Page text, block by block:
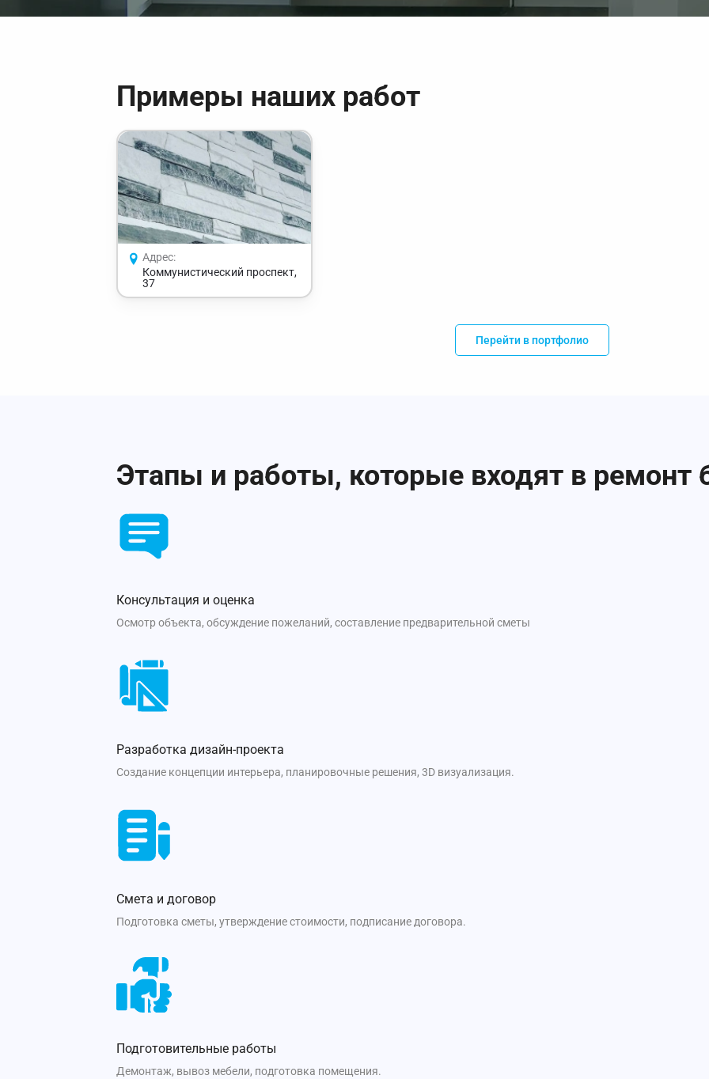
Примеры наших работ
Адрес:
Коммунистический проспект,
37
Перейти в портфолио
Этапы и работы, которые входят в ремонт
Консультация и оценка
Осмотр объекта, обсуждение пожеланий, составление предварительной сметы
Разработка дизайн-проекта
Создание концепции интерьера, планировочные решения, 3D визуализация.
Смета и договор
Подготовка сметы, утверждение стоимости, подписание договора.
Подготовительные работы
Демонтаж, вывоз мебели, подготовка помещения.